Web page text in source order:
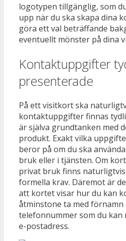
logotypen tillgänglig, som
upp när du ska skapa dina
göra ett val beträffande
eventuellt mönster på dina
Kontaktuppgifter
presenterade
På ett visitkort ska
kontaktuppgifter finnas
är själva grundtanken med
produkt. Exakt vilka
beror på om du ska
bruk eller i tjänsten. Om
privat bruk finns
formella krav. Däremot är
att kortet visar hur du kan
åtminstone ta med
telefonnummer som du kan
e-postadress.